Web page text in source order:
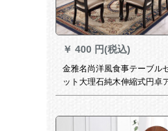
￥ 400 円(税込)
金雅名尚洋風食事テーブル
ット大理石純木伸縮式円卓
メリカ式軽量古典テーブル
回転テーブル予約金、お支払